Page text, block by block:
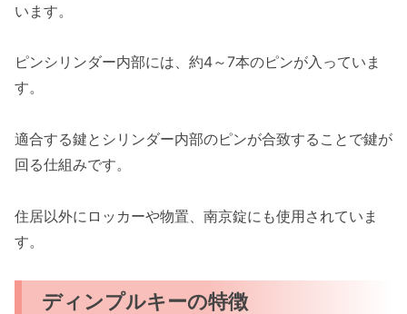
います。
ピンシリンダー内部には、約4～7本のピンが入っていま
す。
適合する鍵とシリンダー内部のピンが合致することで鍵が
回る仕組みです。
住居以外にロッカーや物置、南京錠にも使用されていま
す。
ディンプルキーの特徴